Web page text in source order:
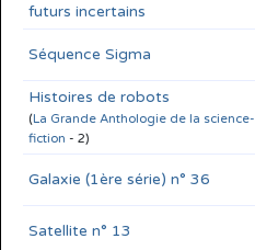
futurs incertains
Séquence Sigma
Histoires de robots
(La Grande Anthologie de la science-
fiction - 2)
Galaxie (1ère série) n° 36
Satellite n° 13